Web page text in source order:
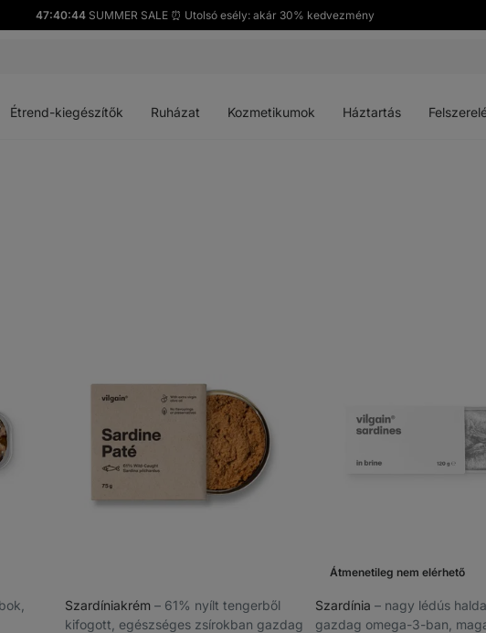
47:40:43SUMMER SALE ⏰ Utolsó esély: akár 30% kedvezmény
Étrend-kiegészítők Ruházat Kozmetikumok Háztartás
Szardíniakrém ⁠–⁠ 61% nyílt tengerből
kifogott, egészséges zsírokban gazdag
Átmenetileg nem elérhető
Szardínia ⁠–⁠ nagy lédús
gazdag omega-3-ban,